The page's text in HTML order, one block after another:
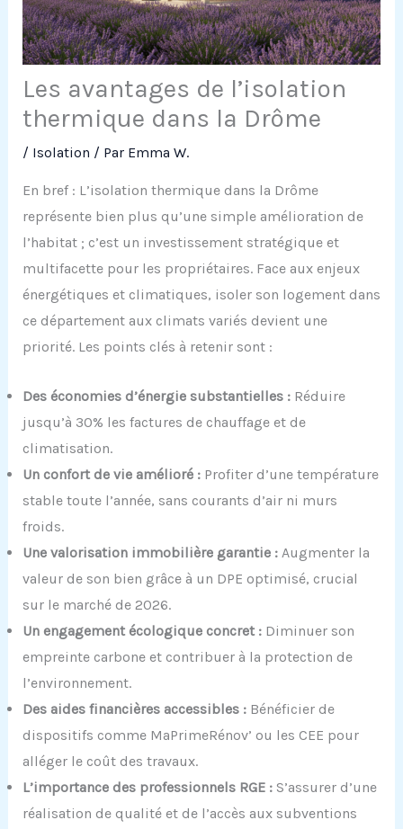
Les avantages de l’isolation
thermique dans la Drôme
/ Isolation / Par Emma W.
En bref : L’isolation thermique dans la Drôme
représente bien plus qu’une simple amélioration de
l’habitat ; c’est un investissement stratégique et
multifacette pour les propriétaires. Face aux enjeux
énergétiques et climatiques, isoler son logement dans
ce département aux climats variés devient une
priorité. Les points clés à retenir sont :
Des économies d’énergie substantielles :Réduire
jusqu’à 30% les factures de chauffage et de
climatisation.
Un confort de vie amélioré :Profiter d’une température
stable toute l’année, sans courants d’air ni murs
froids.
Une valorisation immobilière garantie :Augmenter la
valeur de son bien grâce à un DPE optimisé, crucial
sur le marché de 2026.
Un engagement écologique concret :Diminuer son
empreinte carbone et contribuer à la protection de
l’environnement.
Des aides financières accessibles :Bénéficier de
dispositifs comme MaPrimeRénov’ ou les CEE pour
alléger le coût des travaux.
L’importance des professionnels RGE :S’assurer d’une
réalisation de qualité et de l’accès aux subventions